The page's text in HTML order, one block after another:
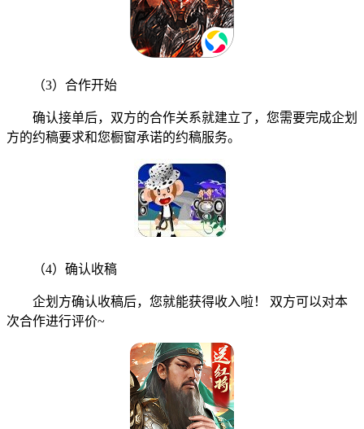
（3）合作开始
确认接单后，双方的合作关系就建立了，您需要完成企划
方的约稿要求和您橱窗承诺的约稿服务。
（4）确认收稿
企划方确认收稿后，您就能获得收入啦！ 双方可以对本
次合作进行评价~